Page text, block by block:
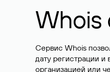
Whois
Сервис Whois
дату регистрации и
организацией или